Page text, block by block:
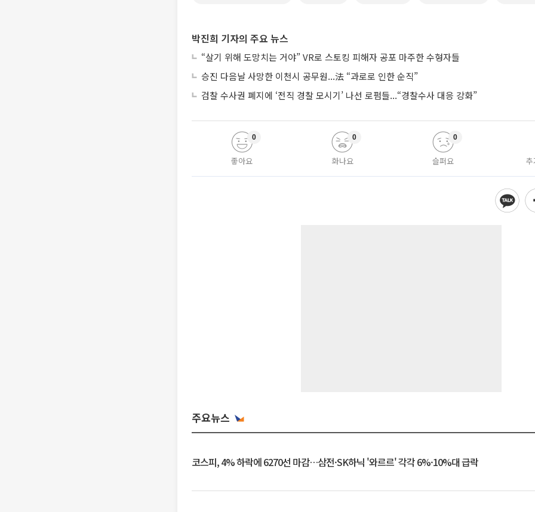
박진희 기자의 주요 뉴스
“살기 위해 도망치는 거야” VR로 스토킹 피해자 공포 마주한 수형자들
승진 다음날 사망한 이천시 공무원...法 “과로로 인한 순직”
검찰 수사권 폐지에 ‘전직 경찰 모시기’ 나선 로펌들...“경찰수사 대응 강화”
좋아요
0
화나요
0
슬퍼요
0
주요뉴스
코스피, 4% 하락에 6270선 마감…삼전·SK하닉 '와르르' 각각 6%·10%대 급락